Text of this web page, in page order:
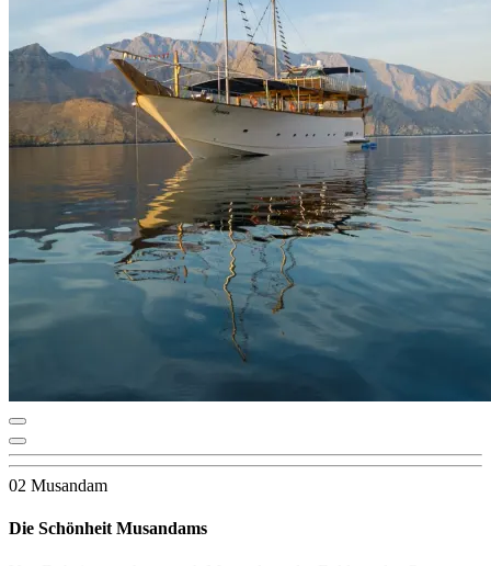
02 Musandam
Die Schönheit Musandams